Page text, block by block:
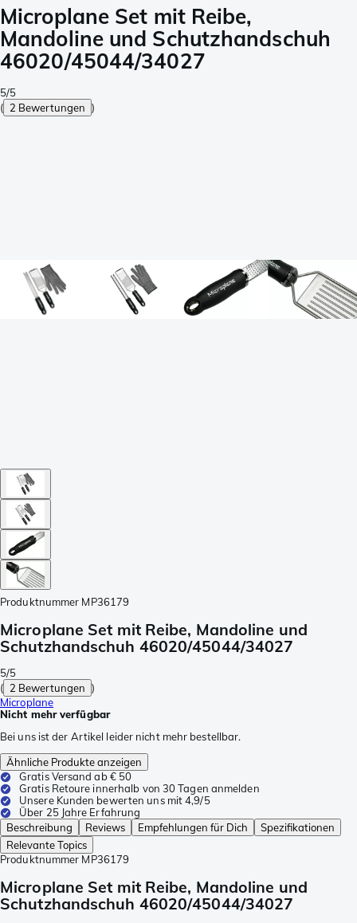
Microplane Set mit Reibe,
Mandoline und Schutzhandschuh
46020/45044/34027
5/5
( 2 Bewertungen )
Produktnummer MP36179
Microplane Set mit Reibe, Mandoline und
Schutzhandschuh 46020/45044/34027
5/5
( 2 Bewertungen )
Microplane
Nicht mehr verfügbar
Bei uns ist der Artikel leider nicht mehr bestellbar.
Ähnliche Produkte anzeigen
Gratis Versand ab € 50
Gratis Retoure innerhalb von 30 Tagen anmelden
Unsere Kunden bewerten uns mit 4,9/5
Über 25 Jahre Erfahrung
Beschreibung
Reviews Empfehlungen für Dich
Spezifikationen
Relevante Topics
Produktnummer MP36179
Microplane Set mit Reibe, Mandoline und
Schutzhandschuh 46020/45044/34027